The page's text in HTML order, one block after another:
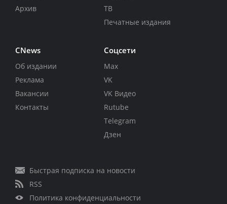
Архив
ТВ
Печатные издания
CNews
Об издании
Реклама
Вакансии
Контакты
Соцсети
Max
VK
VK Видео
Rutube
Telegram
Дзен
Быстрая подписка на новости
RSS
Политика конфиденциальности